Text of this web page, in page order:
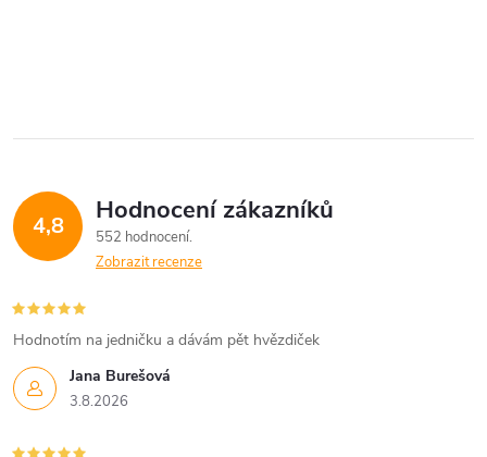
l
d
a
c
í
p
r
4,8 Hodnocení zákazníků
552 hodnocení
Zobrazit recenze
Jana Burešová
3.8.2026
Hodnotím na jedničku a dávám pět hvězdiček